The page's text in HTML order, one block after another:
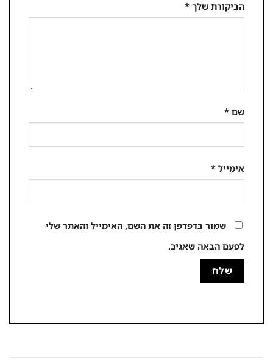
הביקורת שלך *
שם *
אימייל *
שמור בדפדפן זה את השם, האימייל והאתר שלי
לפעם הבאה שאגיב.